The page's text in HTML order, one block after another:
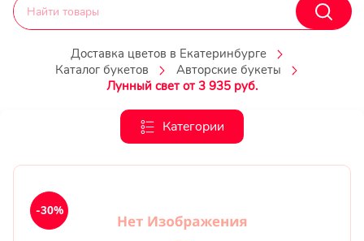
Доставка
Личный
Доставка цветов в Екатеринбурге
Каталог букетов
Авторские букеты
Лунный свет от 3 935 руб.
Категории
Каталог букетов
Корзины с цветами
Букеты из роз
-30%